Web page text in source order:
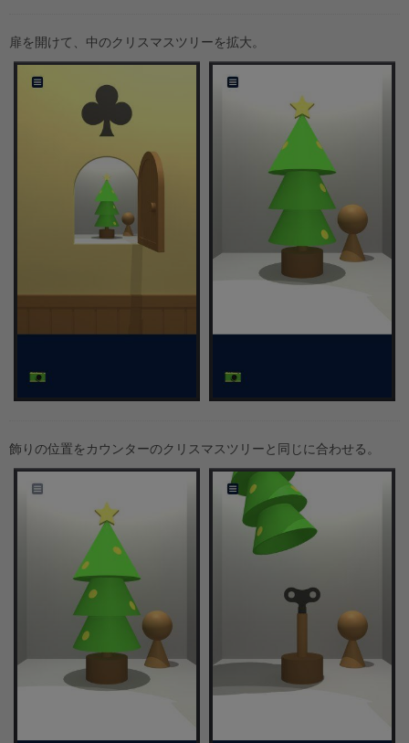
扉を開けて、中のクリスマスツリーを拡大。
飾りの位置をカウンターのクリスマスツリーと同じに合わせる。